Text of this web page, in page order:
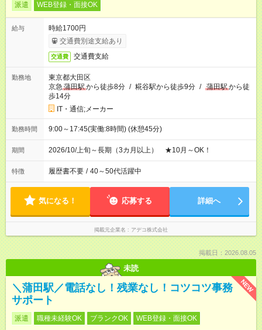
派遣 WEB登録・面接OK
給与
時給1700円
交通費別途支給あり
交通費 交通費支給
勤務地
東京都大田区
京急 蒲田駅から徒歩8分 / 糀谷駅から徒歩9分 / 蒲田駅から徒
歩14分
IT・通信;メーカー
勤務時間 9:00～17:45(実働:8時間) (休憩45分)
期間 2026/10/上旬～長期（3カ月以上） ★10月～OK！
特徴 履歴書不要 / 40～50代活躍中
気になる！ 応募する 詳細へ
掲載元企業名 アデコ株式会社
掲載日：2026.08.05
未読
NEW
＼蒲田駅／電話なし！残業なし！コツコツ事務
サポート
派遣 職種未経験OK ブランクOK WEB登録・面接OK